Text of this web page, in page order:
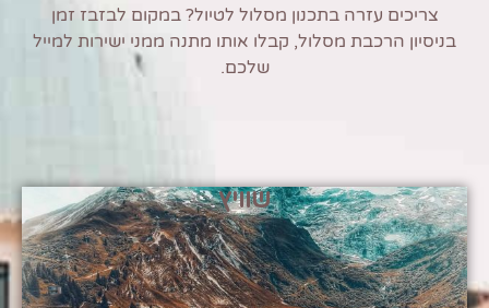
צריכים עזרה בתכנון מסלול לטיול? במקום לבזבז זמן
בניסיון הרכבת מסלול, קבלו אותו מתנה ממני ישירות למייל
שלכם.
שוויץ